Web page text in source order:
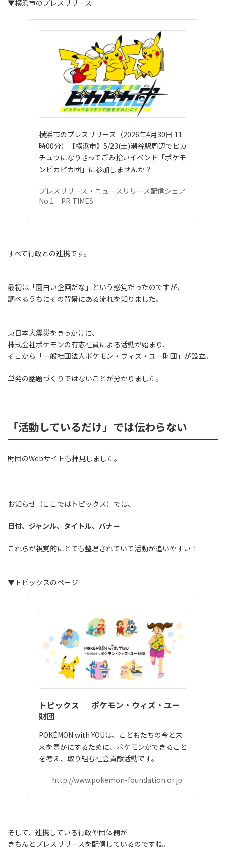
▼横浜市のプレスリリース
横浜市のプレスリリース（2026年4月30日 11
時00分）【横浜市】5/23(土)瀬谷駅周辺でピカ
チュウになりきってごみ拾いイベント「ポケモ
ンピカピカ団」に参加しませんか？
プレスリリース・ニュースリリース配信シェア
No.1｜PR TIMES
すべて行政との連携です。
最初は「面白い企画だな」という感覚だったのですが、
調べるうちにその背景にある流れを知りました。
東日本大震災をきっかけに、
株式会社ポケモンの有志社員による活動が始まり、
そこから「一般社団法人ポケモン・ウィズ・ユー財団」が設立。
単発の話題づくりではないことが分かりました。
「活動しているだけ」では伝わらない
財団のWebサイトも拝見しました。
お知らせ（ここではトピックス）では、
日付、ジャンル、タイトル、バナー
これらが視覚的にとても整理されていて活動が追いやすい！
▼トピックスのページ
トピックス ｜ ポケモン・ウィズ・ユー
財団
POKÉMON with YOUは、こどもたちの今と未
来を豊かにするために、ポケモンができること
を考え、取り組む社会貢献活動です。
http://www.pokemon-foundation.or.jp
そして、連携している行政や団体側が
きちんとプレスリリースを配信しているのですね。